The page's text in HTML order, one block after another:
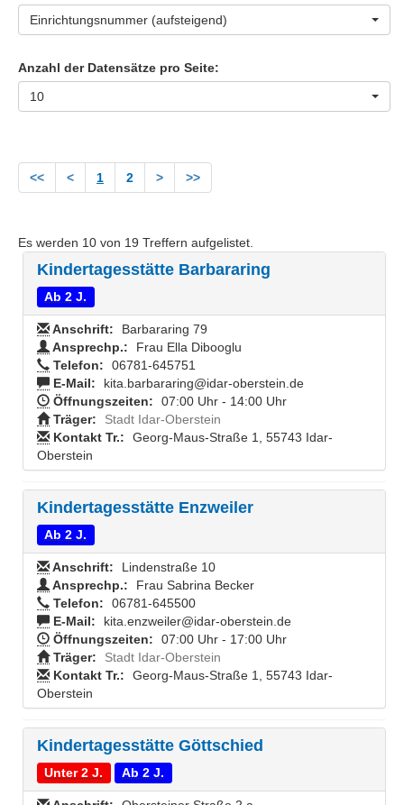
Einrichtungsnummer (aufsteigend)
Anzahl der Datensätze pro Seite:
10
<< < 1 2 > >>
Es werden 10 von 19 Treffern aufgelistet.
Kindertagesstätte Barbararing
Ab 2 J.
Anschrift:
Barbararing 79
Ansprechp.:
Frau Ella Dibooglu
Telefon:
06781-645751
E-Mail:
kita.barbararing@idar-oberstein.de
Öffnungszeiten:
07:00 Uhr - 14:00 Uhr
Träger:
Stadt Idar-Oberstein
Kontakt Tr.:
Georg-Maus-Straße 1, 55743 Idar-
Oberstein
Kindertagesstätte Enzweiler
Ab 2 J.
Anschrift:
Lindenstraße 10
Ansprechp.:
Frau Sabrina Becker
Telefon:
06781-645500
E-Mail:
kita.enzweiler@idar-oberstein.de
Öffnungszeiten:
07:00 Uhr - 17:00 Uhr
Träger:
Stadt Idar-Oberstein
Kontakt Tr.:
Georg-Maus-Straße 1, 55743 Idar-
Oberstein
Kindertagesstätte Göttschied
Unter 2 J. Ab 2 J.